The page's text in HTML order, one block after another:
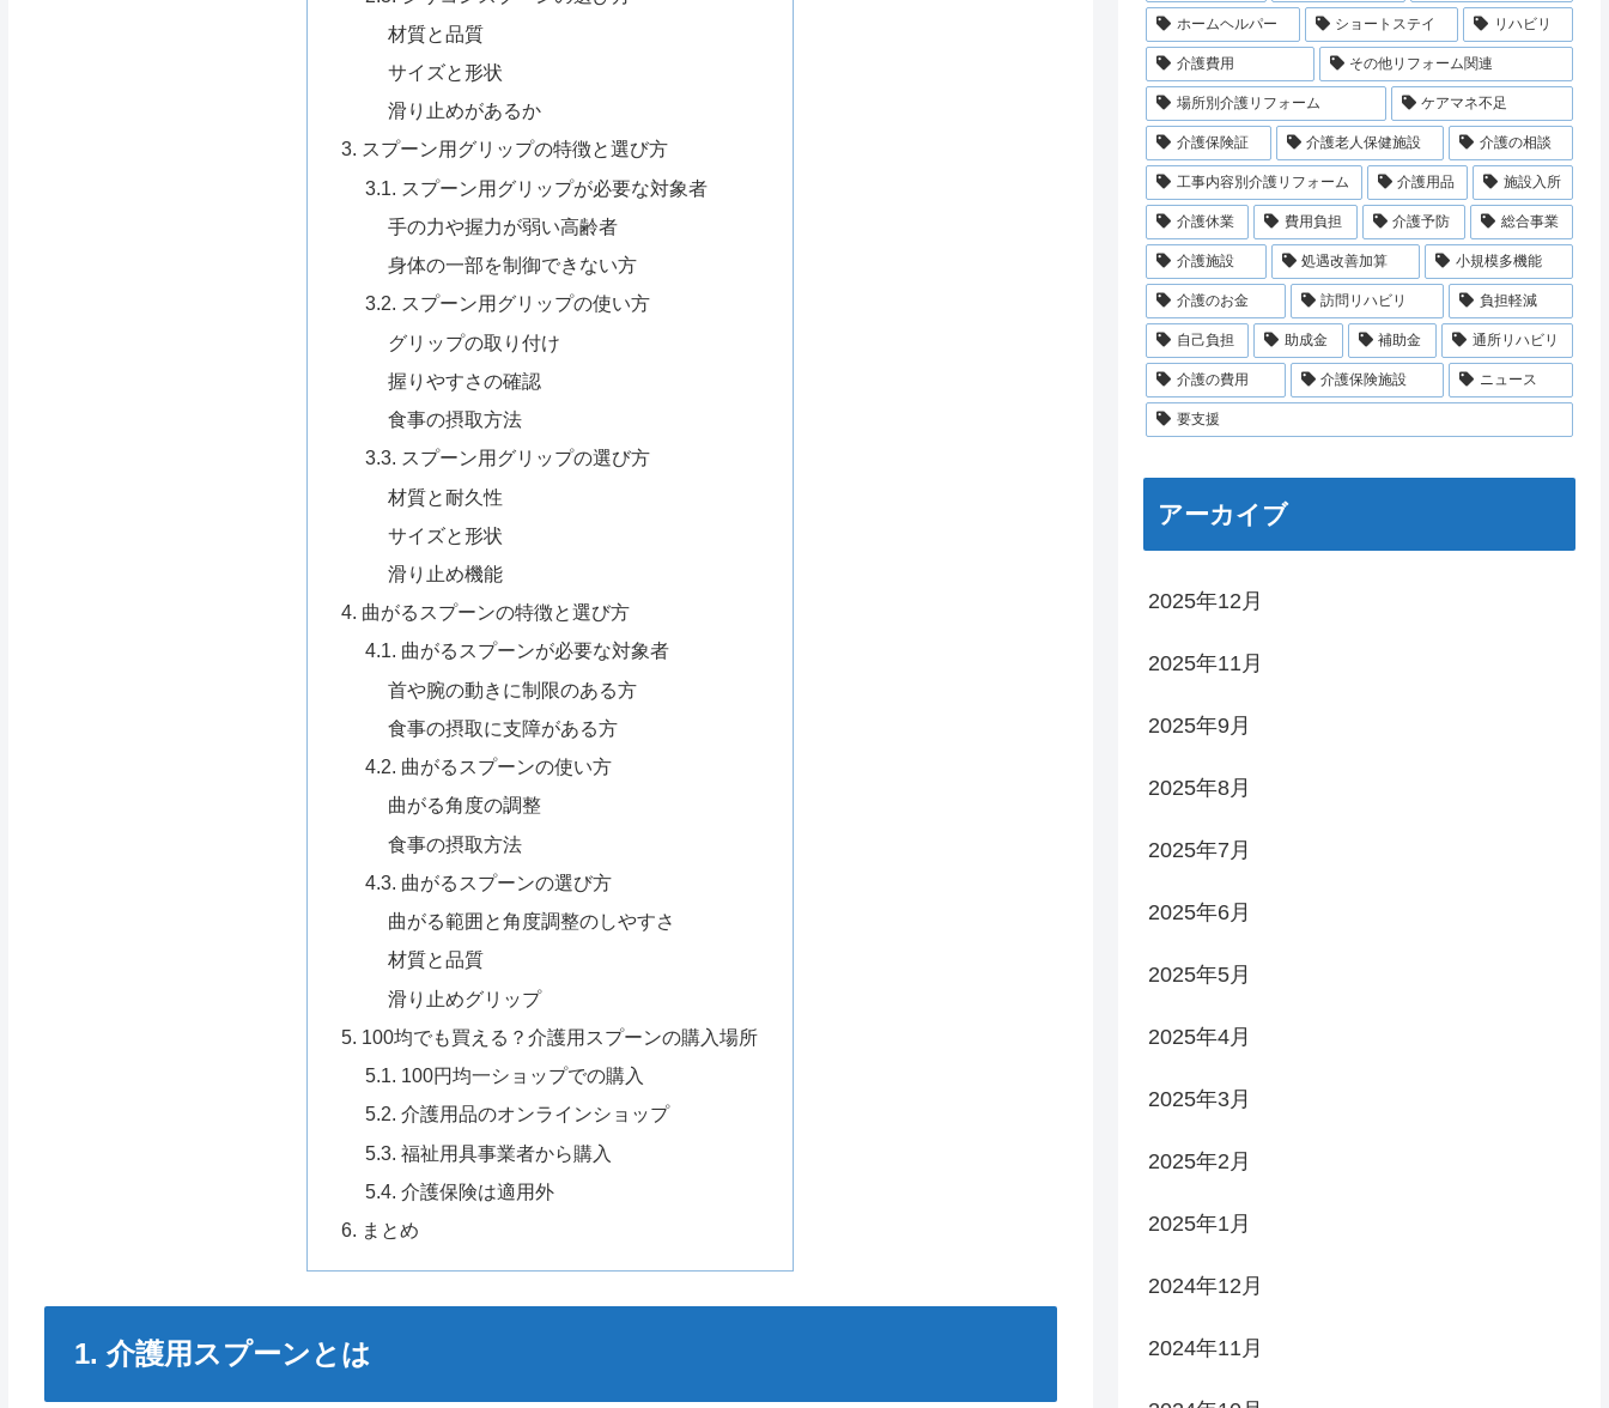
材質と品質
サイズと形状
滑り止めがあるか
3. スプーン用グリップの特徴と選び方
3.1. スプーン用グリップが必要な対象者
手の力や握力が弱い高齢者
身体の一部を制御できない方
3.2. スプーン用グリップの使い方
グリップの取り付け
握りやすさの確認
食事の摂取方法
3.3. スプーン用グリップの選び方
材質と耐久性
サイズと形状
滑り止め機能
4. 曲がるスプーンの特徴と選び方
4.1. 曲がるスプーンが必要な対象者
首や腕の動きに制限のある方
食事の摂取に支障がある方
4.2. 曲がるスプーンの使い方
曲がる角度の調整
食事の摂取方法
4.3. 曲がるスプーンの選び方
曲がる範囲と角度調整のしやすさ
材質と品質
滑り止めグリップ
5. 100均でも買える？介護用スプーンの購入場所
5.1. 100円均一ショップでの購入
5.2. 介護用品のオンラインショップ
5.3. 福祉用具事業者から購入
5.4. 介護保険は適用外
6. まとめ
1. 介護用スプーンとは
ホームヘルパー ショートステイ リハビリ
介護費用 その他リフォーム関連
場所別介護リフォーム ケアマネ不足
介護保険証 介護老人保健施設 介護の相談
工事内容別介護リフォーム 介護用品 施設入所
介護休業 費用負担 介護予防 総合事業
介護施設 処遇改善加算 小規模多機能
介護のお金 訪問リハビリ 負担軽減
自己負担 助成金 補助金 通所リハビリ
介護の費用 介護保険施設 ニュース
要支援
アーカイブ
2025年12月
2025年11月
2025年9月
2025年8月
2025年7月
2025年6月
2025年5月
2025年4月
2025年3月
2025年2月
2025年1月
2024年12月
2024年11月